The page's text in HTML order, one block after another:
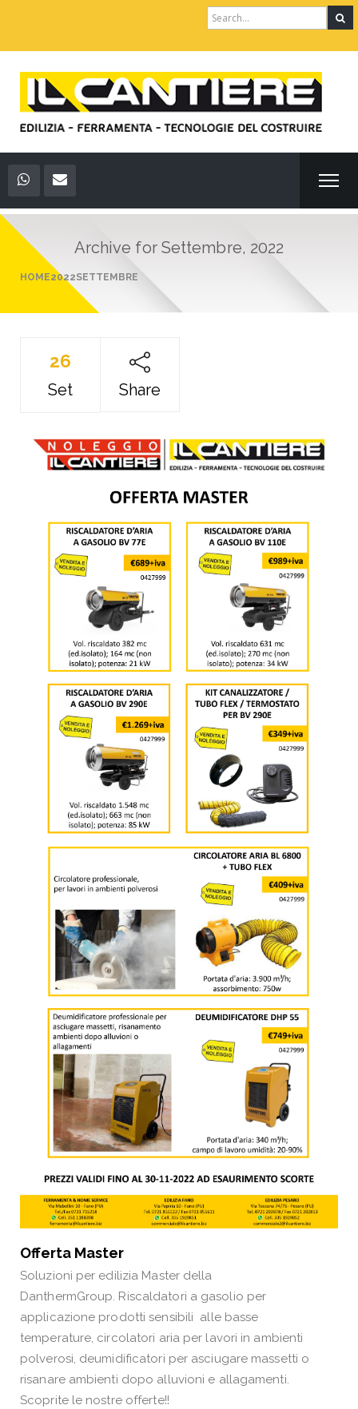
Search
for:
Archive for Settembre, 2022
HOME2022SETTEMBRE
26
Set Share
Offerta Master
Soluzioni per edilizia Master della
DanthermGroup. Riscaldatori a gasolio per
applicazione prodotti sensibili alle basse
temperature, circolatori aria per lavori in ambienti
polverosi, deumidificatori per asciugare massetti o
risanare ambienti dopo alluvioni e allagamenti.
Scoprite le nostre offerte!!